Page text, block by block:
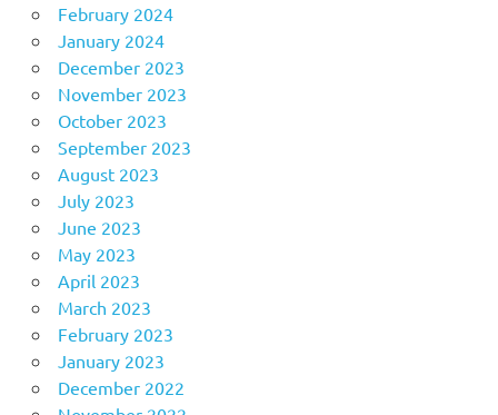
February 2024
January 2024
December 2023
November 2023
October 2023
September 2023
August 2023
July 2023
June 2023
May 2023
April 2023
March 2023
February 2023
January 2023
December 2022